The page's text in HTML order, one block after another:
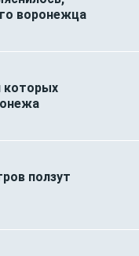
воронежца
которых
ползут